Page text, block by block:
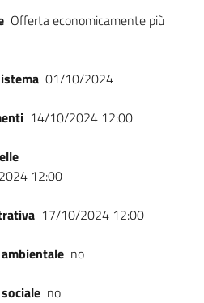
Offerta economicamente più
01/10/2024
14/10/2024 12:00
12:00
17/10/2024 12:00
no
no